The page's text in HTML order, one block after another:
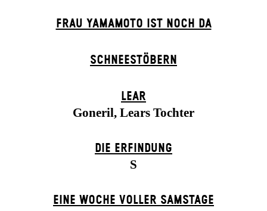
FRAU YAMAMOTO IST NOCH DA
SCHNEE­STÖBERN
LEAR
Goneril, Lears Tochter
DIE ERFINDUNG
S
EINE WOCHE VOLLER SAMSTAGE